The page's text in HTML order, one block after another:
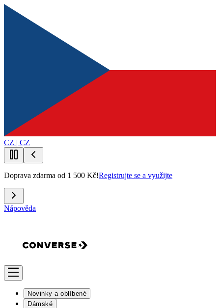
CZ | CZ
Doprava zdarma od 1 500 Kč!Registrujte se a využijte
Nápověda
Novinky a oblíbené
Dámské